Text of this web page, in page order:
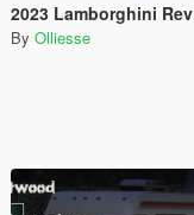
2023 Lamborghini Revuelto [FiveM | Extras | ADD-ON]
By Olliesse